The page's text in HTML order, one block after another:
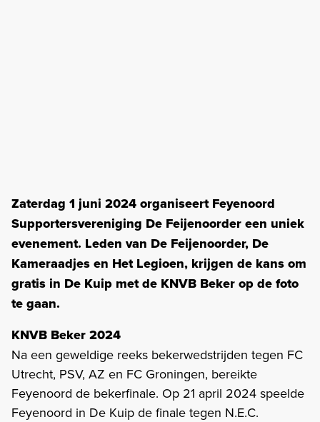
Zaterdag 1 juni 2024 organiseert Feyenoord
Supportersvereniging De Feijenoorder een uniek
evenement. Leden van De Feijenoorder, De
Kameraadjes en Het Legioen, krijgen de kans om
gratis in De Kuip met de KNVB Beker op de foto
te gaan.
KNVB Beker 2024
Na een geweldige reeks bekerwedstrijden tegen FC
Utrecht, PSV, AZ en FC Groningen, bereikte
Feyenoord de bekerfinale. Op 21 april 2024 speelde
Feyenoord in De Kuip de finale tegen N.E.C.